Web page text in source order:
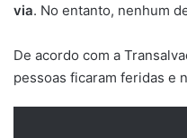
via. No entanto, nenhum
De acordo com a
pessoas ficaram feridas e